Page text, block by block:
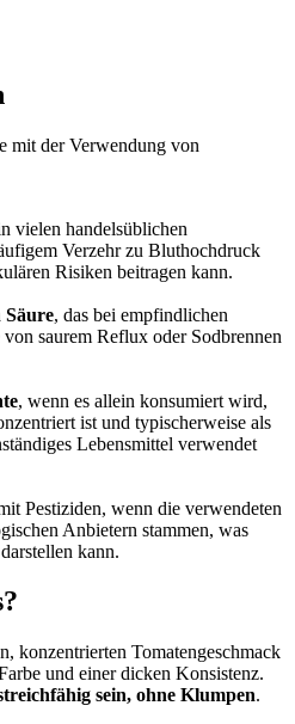
mit der Verwendung von
vielen handelsüblichen
Verzehr zu Bluthochdruck
Risiken beitragen kann.
Säure, das bei empfindlichen
saurem Reflux oder Sodbrennen
, wenn es allein konsumiert wird,
ist und typischerweise als
Lebensmittel verwendet
Pestiziden, wenn die verwendeten
Anbietern stammen, was
kann.
konzentrierten Tomatengeschmack
und einer dicken Konsistenz.
sein, ohne Klumpen.